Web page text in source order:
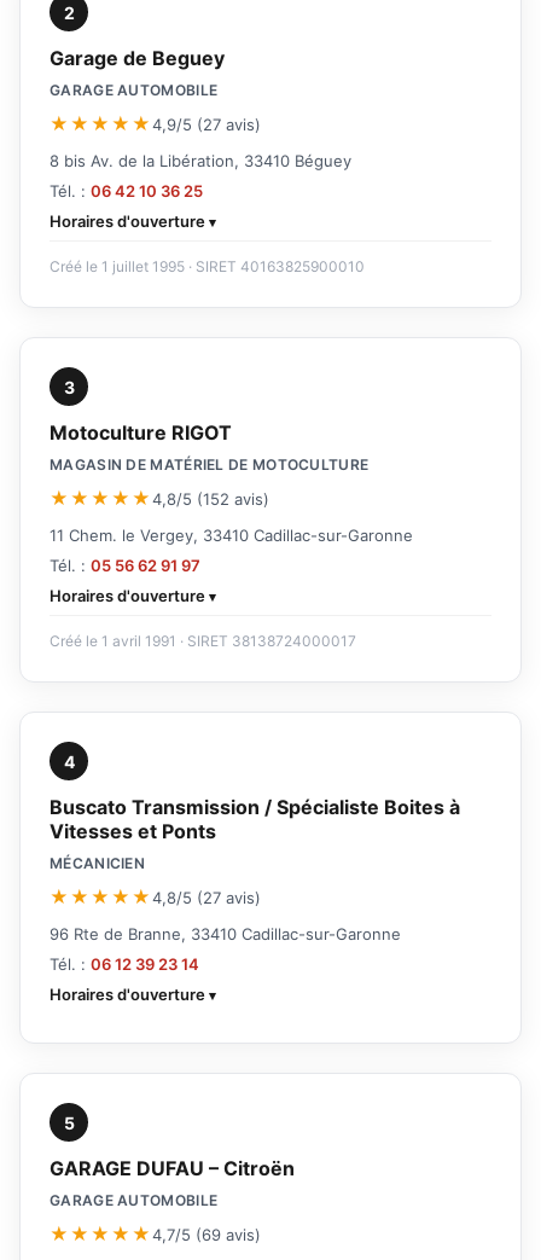
2
Garage de Beguey
GARAGE AUTOMOBILE
★★★★★4,9/5 (27 avis)
8 bis Av. de la Libération, 33410 Béguey
Tél. : 06 42 10 36 25
Horaires d'ouverture
Créé le 1 juillet 1995 · SIRET 40163825900010
3
Motoculture RIGOT
MAGASIN DE MATÉRIEL DE MOTOCULTURE
★★★★★4,8/5 (152 avis)
11 Chem. le Vergey, 33410 Cadillac-sur-Garonne
Tél. : 05 56 62 91 97
Horaires d'ouverture
Créé le 1 avril 1991 · SIRET 38138724000017
4
Buscato Transmission / Spécialiste Boites à
Vitesses et Ponts
MÉCANICIEN
★★★★★4,8/5 (27 avis)
96 Rte de Branne, 33410 Cadillac-sur-Garonne
Tél. : 06 12 39 23 14
Horaires d'ouverture
5
GARAGE DUFAU – Citroën
GARAGE AUTOMOBILE
★★★★★4,7/5 (69 avis)